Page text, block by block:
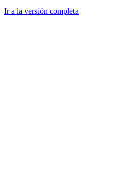
Ir a la versión completa